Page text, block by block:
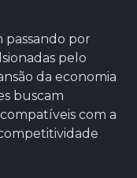
por
pelo
da economia
buscam
com a